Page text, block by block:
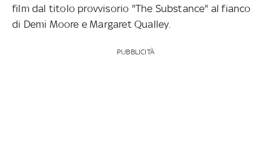
film dal titolo provvisorio "The Substance" al fianco
di Demi Moore e Margaret Qualley.
PUBBLICITÀ